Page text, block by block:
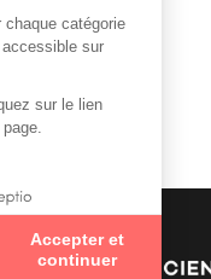
chaque catégorie
sur
sur le lien
Accepter et
continuer